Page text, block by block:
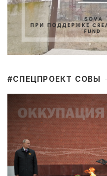
#CПЕЦПРОЕКТ СОВЫ